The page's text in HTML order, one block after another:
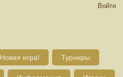
Войти
Новая игра! Турниры